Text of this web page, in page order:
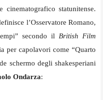
cinematografico statunitense.
l’Osservatore Romano,
secondo il British Film
per capolavori come “Quarto
schermo degli shakesperiani
Ondarza: